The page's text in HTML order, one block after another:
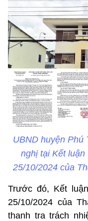
UBND huyện Phú
nghị tại Kết
25/10/2024 của
Trước đó, Kết
25/10/2024 của
thanh tra trách